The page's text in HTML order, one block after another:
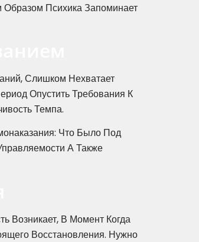
Образом Психика Запоминает
Слишком Нехватает
Опустить Требования К
Темпа.
Что Было Под
А Также
Возникает, В Момент Когда
Восстановления. Нужно